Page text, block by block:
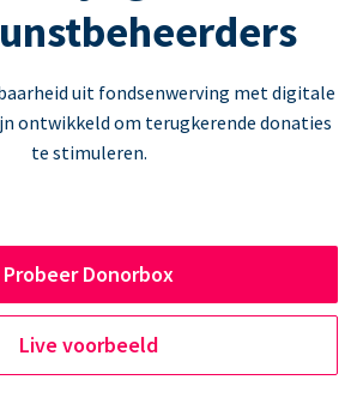
uit fondsenwerving met digitale
ontwikkeld om terugkerende donaties
te stimuleren.
Probeer Donorbox
Live voorbeeld